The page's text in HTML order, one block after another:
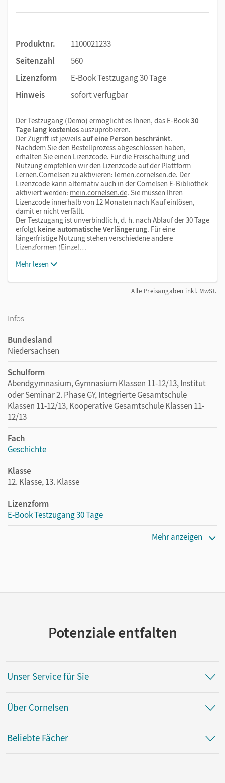
Produktnr.
1100021233
Seitenzahl
560
Lizenzform
E-Book Testzugang 30 Tage
Hinweis
sofort verfügbar
Der Testzugang (Demo) ermöglicht es Ihnen, das E-Book30
Tage lang kostenlosauszuprobieren.
Der Zugriff ist jeweilsauf eine Person beschränkt.
Nachdem Sie den Bestellprozess abgeschlossen haben,
erhalten Sie einen Lizenzcode. Für die Freischaltung und
Nutzung empfehlen wir den Lizenzcode auf der Plattform
Lernen.Cornelsen zu aktivieren: lernen.cornelsen.de. Der
Lizenzcode kann alternativ auch in der Cornelsen E-Bibliothek
aktiviert werden: mein.cornelsen.de. Sie müssen Ihren
Lizenzcode innerhalb von 12 Monaten nach Kauf einlösen,
damit er nicht verfällt.
Der Testzugang ist unverbindlich, d. h. nach Ablauf der 30 Tage
erfolgt keine automatische Verlängerung. Für eine
längerfristige Nutzung stehen verschiedene andere
Lizenzformen (Einzel…
Mehr lesen
Alle Preisangaben inkl. MwSt.
Infos
Bundesland
Niedersachsen
Schulform
Abendgymnasium, Gymnasium Klassen 11-12/13, Institut
oder Seminar 2. Phase GY, Integrierte Gesamtschule
Klassen 11-12/13, Kooperative Gesamtschule Klassen 11-
12/13
Fach
Geschichte
Klasse
12. Klasse, 13. Klasse
Lizenzform
E-Book Testzugang 30 Tage
Mehr anzeigen
Potenziale entfalten
Unser Service für Sie
Über Cornelsen
Beliebte Fächer